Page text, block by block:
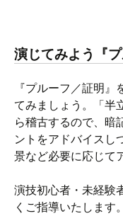
演じてみよう『プ
『プルーフ／証明
てみましょう。「半
ら稽古するので、暗
ントをアドバイスし
景など必要に応じて
演技初心者・未経験
くご指導いたします